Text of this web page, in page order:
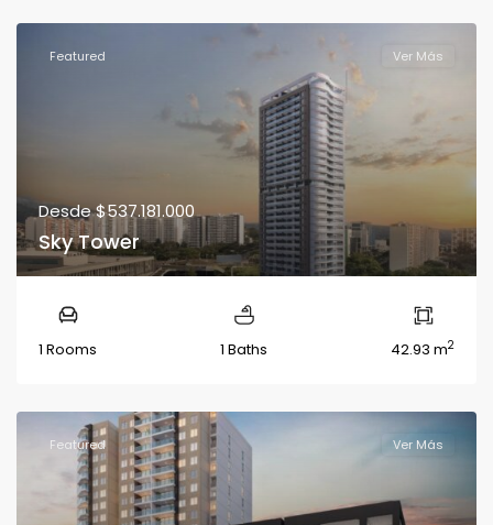
Featured Ver Más
Desde$537.181.000
Sky Tower
1 Rooms 1 Baths 42.93 m2
Featured Ver Más